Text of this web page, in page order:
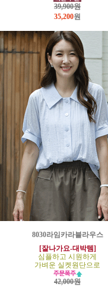
39,900원
35,200원
8030라임카라블라우스
[잘나가요-대박템]
심플하고 시원하게
가벼운 실켓원단으로
42,000원